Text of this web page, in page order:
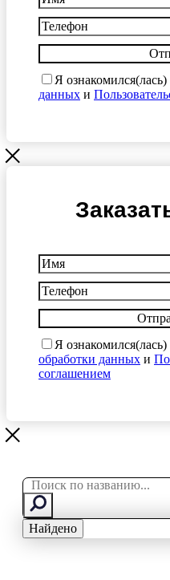
Я ознакомился(лась)
данных и
Я ознакомился(лась)
обработки данных и
соглашением
Search
...
Найдено